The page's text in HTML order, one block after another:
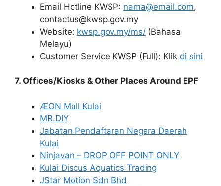
Email Hotline KWSP: nama@email.com,
contactus@kwsp.gov.my
Website: kwsp.gov.my/ms/ (Bahasa
Melayu)
Customer Service KWSP (Full): Klik di sini
7. Offices/Kiosks & Other Places Around EPF
ÆON Mall Kulai
MR.DIY
Jabatan Pendaftaran Negara Daerah
Kulai
Ninjavan – DROP OFF POINT ONLY
Kulai Discus Aquatics Trading
JStar Motion Sdn Bhd